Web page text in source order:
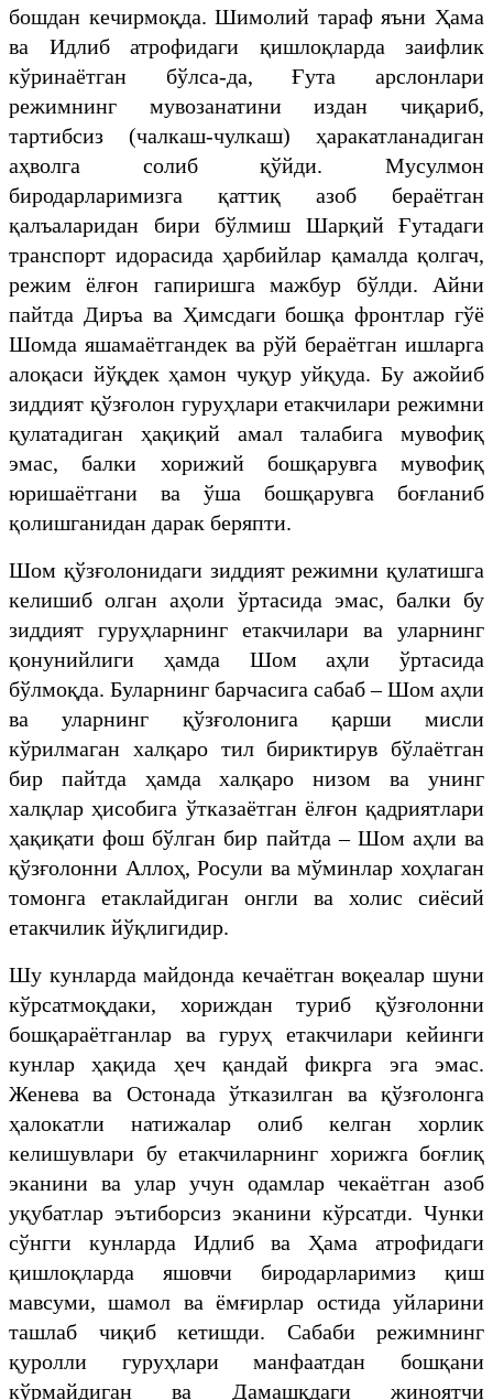
бошдан кечирмоқда. Шимолий тараф яъни Ҳама
ва Идлиб атрофидаги қишлоқларда заифлик
кўринаётган бўлса-да, Ғута арслонлари
режимнинг мувозанатини издан чиқариб,
тартибсиз (чалкаш-чулкаш) ҳаракатланадиган
аҳволга солиб қўйди. Мусулмон
биродарларимизга қаттиқ азоб бераётган
қалъаларидан бири бўлмиш Шарқий Ғутадаги
транспорт идорасида ҳарбийлар қамалда қолгач,
режим ёлғон гапиришга мажбур бўлди. Айни
пайтда Диръа ва Ҳимсдаги бошқа фронтлар гўё
Шомда яшамаётгандек ва рўй бераётган ишларга
алоқаси йўқдек ҳамон чуқур уйқуда. Бу ажойиб
зиддият қўзғолон гуруҳлари етакчилари режимни
қулатадиган ҳақиқий амал талабига мувофиқ
эмас, балки хорижий бошқарувга мувофиқ
юришаётгани ва ўша бошқарувга боғланиб
қолишганидан дарак беряпти.
Шом қўзғолонидаги зиддият режимни қулатишга
келишиб олган аҳоли ўртасида эмас, балки бу
зиддият гуруҳларнинг етакчилари ва уларнинг
қонунийлиги ҳамда Шом аҳли ўртасида
бўлмоқда. Буларнинг барчасига сабаб – Шом аҳли
ва уларнинг қўзғолонига қарши мисли
кўрилмаган халқаро тил бириктирув бўлаётган
бир пайтда ҳамда халқаро низом ва унинг
халқлар ҳисобига ўтказаётган ёлғон қадриятлари
ҳақиқати фош бўлган бир пайтда – Шом аҳли ва
қўзғолонни Аллоҳ, Росули ва мўминлар хоҳлаган
томонга етаклайдиган онгли ва холис сиёсий
етакчилик йўқлигидир.
Шу кунларда майдонда кечаётган воқеалар шуни
кўрсатмоқдаки, хориждан туриб қўзғолонни
бошқараётганлар ва гуруҳ етакчилари кейинги
кунлар ҳақида ҳеч қандай фикрга эга эмас.
Женева ва Остонада ўтказилган ва қўзғолонга
ҳалокатли натижалар олиб келган хорлик
келишувлари бу етакчиларнинг хорижга боғлиқ
эканини ва улар учун одамлар чекаётган азоб
уқубатлар эътиборсиз эканини кўрсатди. Чунки
сўнгги кунларда Идлиб ва Ҳама атрофидаги
қишлоқларда яшовчи биродарларимиз қиш
мавсуми, шамол ва ёмғирлар остида уйларини
ташлаб чиқиб кетишди. Сабаби режимнинг
қуролли гуруҳлари манфаатдан бошқани
кўрмайдиган ва Дамашқдаги жиноятчи